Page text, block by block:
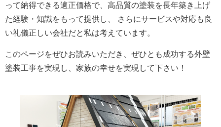
って納得できる適正価格で、高品質の塗装を長年築き上げ
た経験・知識をもって提供し、 さらにサービスや対応も良
い礼儀正しい会社だと私は考えています。
このページをぜひお読みいただき、ぜひとも成功する外壁
塗装工事を実現し、家族の幸せを実現して下さい！